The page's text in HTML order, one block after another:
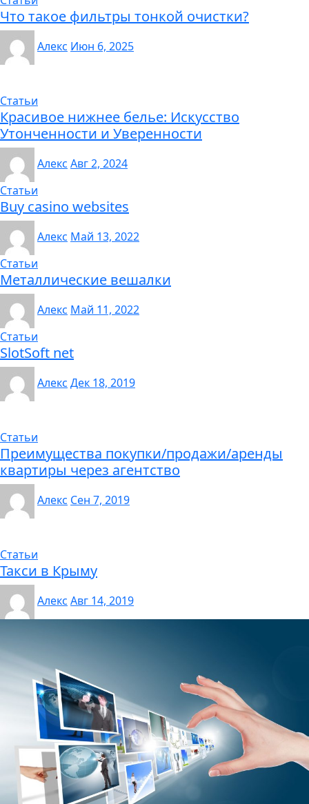
Что такое фильтры тонкой очистки?
Алекс Июн 6, 2025
Статьи
Красивое нижнее белье: Искусство
Утонченности и Уверенности
Алекс Авг 2, 2024
Статьи
Buy casino websites
Алекс Май 13, 2022
Статьи
Металлические вешалки
Алекс Май 11, 2022
Статьи
SlotSoft net
Алекс Дек 18, 2019
Статьи
Преимущества покупки/продажи/аренды
квартиры через агентство
Алекс Сен 7, 2019
Статьи
Такси в Крыму
Алекс Авг 14, 2019